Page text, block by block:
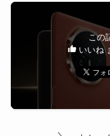
この
いいね